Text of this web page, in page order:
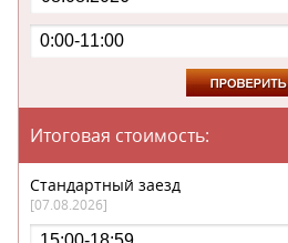
Итоговая стоимость:
Стандартный заезд
[07.08.2026]